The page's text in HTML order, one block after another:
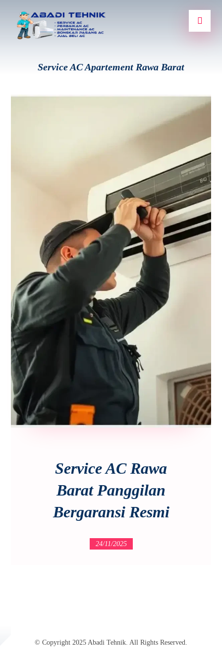
Service AC Apartement Rawa Barat
Service AC Rawa
Barat Panggilan
Bergaransi Resmi
24/11/2025
© Copyright 2025 Abadi Tehnik. All Rights Reserved.